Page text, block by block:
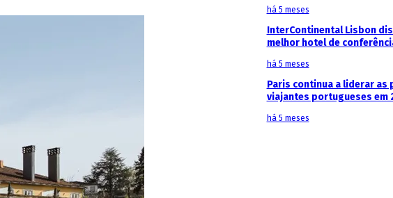
há 5 meses
InterContinental Lisbon
melhor hotel de
há 5 meses
Paris continua a liderar as
viajantes portugueses em
há 5 meses